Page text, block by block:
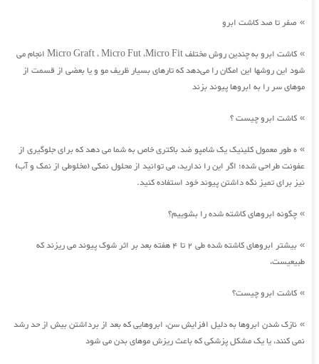
» صفر تا صد کاشت ابرو
»
کاشت ابرو به چندین روش مختلف Micro Graft ، Micro Fut ،Micro Fit انجام می
شود این روشها این امکان را می‌دهد که تارهای بسیار ظریف مو و یا بعضی از قسمت از
موهای سر را به ابروها پیوند بزند
» کاشت ابرو چیست ؟
» ه طور معمول کلینیک یک شامپو ضد باکتری خاص به شما می دهد که برای جلوگیری از
عفونت طراحی شده؛ اگر این را ندارید، می توانید از محلول نمکی (مخلوطی از نمک و آب)
نیز برای تمیز نگه داشتن پیوند خود استفاده کنید.
» چگونه ابروهای کاشته شده را بشوییم؟
»
بیشتر ابروهای کاشته شده طی 2 تا 4 هفته بعد بر اثر شوک پیوند می ریزند که
طبیعیست،
» کاشت ابرو چیست؟
» نازک شدن ابروها به دلیل افزایش سن، ابروهایی که بعد از برداشتن بیش از حد رشد
نمی کنند، یا یک مشکل پزشکی که باعث ریزش موهای بدن می شود